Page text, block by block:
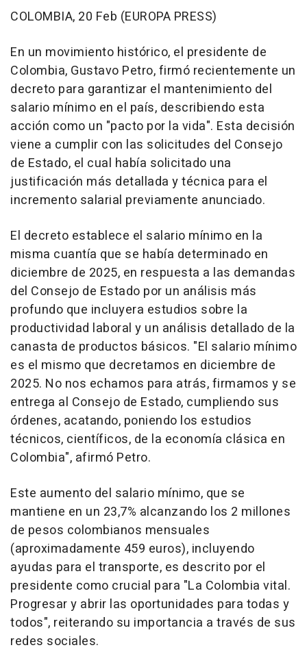
COLOMBIA, 20 Feb (EUROPA PRESS)
En un movimiento histórico, el presidente de
Colombia, Gustavo Petro, firmó recientemente un
decreto para garantizar el mantenimiento del
salario mínimo en el país, describiendo esta
acción como un "pacto por la vida". Esta decisión
viene a cumplir con las solicitudes del Consejo
de Estado, el cual había solicitado una
justificación más detallada y técnica para el
incremento salarial previamente anunciado.
El decreto establece el salario mínimo en la
misma cuantía que se había determinado en
diciembre de 2025, en respuesta a las demandas
del Consejo de Estado por un análisis más
profundo que incluyera estudios sobre la
productividad laboral y un análisis detallado de la
canasta de productos básicos. "El salario mínimo
es el mismo que decretamos en diciembre de
2025. No nos echamos para atrás, firmamos y se
entrega al Consejo de Estado, cumpliendo sus
órdenes, acatando, poniendo los estudios
técnicos, científicos, de la economía clásica en
Colombia", afirmó Petro.
Este aumento del salario mínimo, que se
mantiene en un 23,7% alcanzando los 2 millones
de pesos colombianos mensuales
(aproximadamente 459 euros), incluyendo
ayudas para el transporte, es descrito por el
presidente como crucial para "La Colombia vital.
Progresar y abrir las oportunidades para todas y
todos", reiterando su importancia a través de sus
redes sociales.